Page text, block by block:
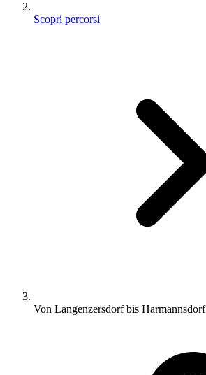
Scopri percorsi
Von Langenzersdorf bis Harmannsdorf